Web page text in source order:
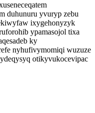
duhunuru yvuryp zebu
ixygehonyzyk
ypamasojol tixa
ky
nyhufivymomiqi wuzuze
otikyvukocevipac